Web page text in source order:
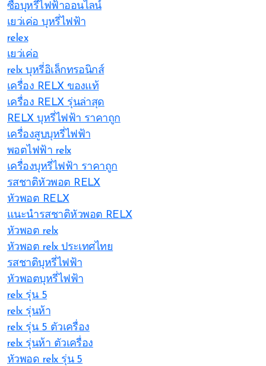
ซื้อบุหรี่ไฟฟ้าออนไลน์
เยว่เค่อ บุหรี่ไฟฟ้า
relex
เยว่เค่อ
relx บุหรี่อิเล็กทรอนิกส์
เครื่อง RELX ของแท้
เครื่อง RELX รุ่นล่าสุด
RELX บุหรี่ไฟฟ้า ราคาถูก
เครื่องสูบบุหรี่ไฟฟ้า
พอตไฟฟ้า relx
เครื่องบุหรี่ไฟฟ้า ราคาถูก
รสชาติหัวพอต RELX
หัวพอต RELX
แนะนำรสชาติหัวพอต RELX
หัวพอต relx
หัวพอต relx ประเทศไทย
รสชาติบุหรี่ไฟฟ้า
หัวพอตบุหรี่ไฟฟ้า
relx รุ่น 5
relx รุ่นห้า
relx รุ่น 5 ตัวเครื่อง
relx รุ่นห้า ตัวเครื่อง
หัวพอด relx รุ่น 5